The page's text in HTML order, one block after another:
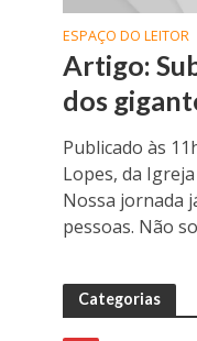
ESPAÇO DO LEITOR
Artigo:
dos
Publicado às
Lopes, da
Nossa jornada
pessoas. Não
Categorias